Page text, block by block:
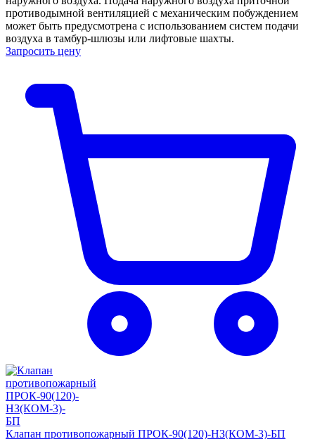
противодымной вентиляцией с механическим побуждением
может быть предусмотрена с использованием систем подачи
воздуха в тамбур-шлюзы или лифтовые шахты.
Запросить цену
Клапан противопожарный ПРОК-90(120)-НЗ(КОМ-3)-БП